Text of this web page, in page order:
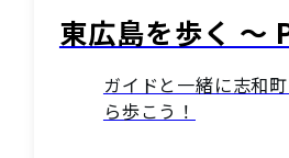
東広島を歩く 〜
ガイドと一緒に志和
ら歩こう！